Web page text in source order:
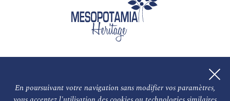
En poursuivant votre navigation sans modifier vos paramètres,